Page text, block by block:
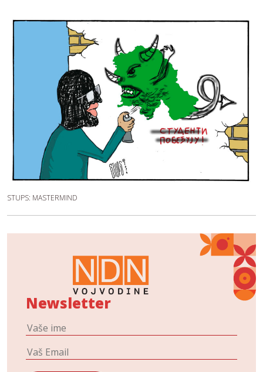
STUPS: MASTERMIND
Newsletter